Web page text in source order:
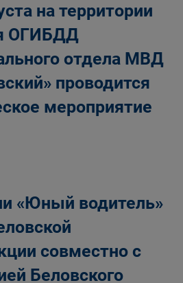
на территории
ОГИБДД
отдела МВД
проводится
мероприятие
«Юный водитель»
совместно с
Беловского